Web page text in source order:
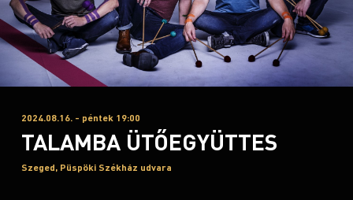
2024.08.16. - péntek 19:00
TALAMBA ÜTŐEGYÜTTES
Szeged, Püspöki Székház udvara